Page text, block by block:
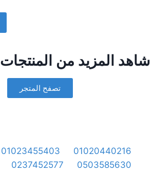
شاهد المزيد من المنتجات
تصفح المتجر
01020440216
01023455403
0503585630
0237452577